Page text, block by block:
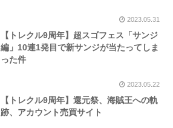
2023.05.31
【トレクル9周年】超スゴフェス「サンジ
編」10連1発目で新サンジが当たってしま
った件
2023.05.22
【トレクル9周年】還元祭、海賊王への軌
跡、アカウント売買サイト